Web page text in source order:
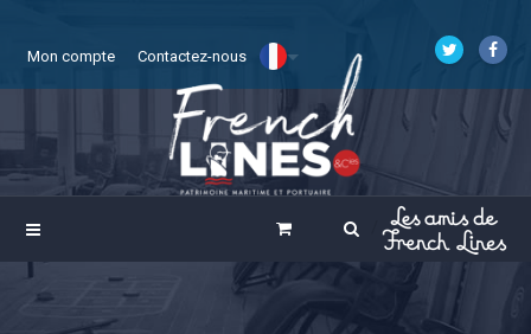
Mon compte Contactez-nous